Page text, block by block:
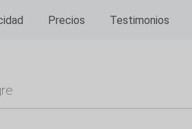
Precios Testimonios